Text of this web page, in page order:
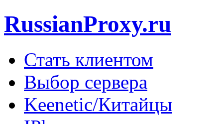
RussianProxy.ru
Стать клиентом
Выбор сервера
Keenetic/Китайцы